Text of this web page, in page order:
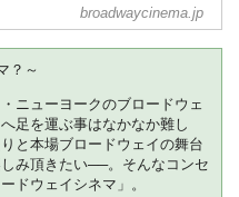
「松竹ブロードウェイシネマ
ズ」「インディセント」「タイ
」が、10月31日（金）を皮切り
次限定公開いたします。そこ
映画館にご来場のお客様へ特
トとして、映画ライター よし
ち さんの映画評論付き、米国
ク・ブロードウェイ公認、日
broadwaycinema.jp
？～
ニューヨークのブロードウェ
足を運ぶ事はなかなか難し
と本場ブロードウェイの舞台
み頂きたい──。そんなコンセ
ドウェイシネマ」。